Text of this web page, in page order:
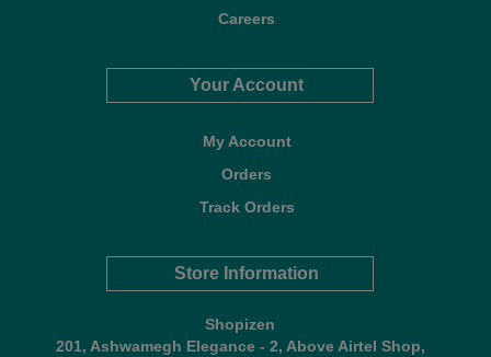
Careers
Your Account
My Account
Orders
Track Orders
Store Information
Shopizen
201, Ashwamegh Elegance - 2, Above Airtel Shop,